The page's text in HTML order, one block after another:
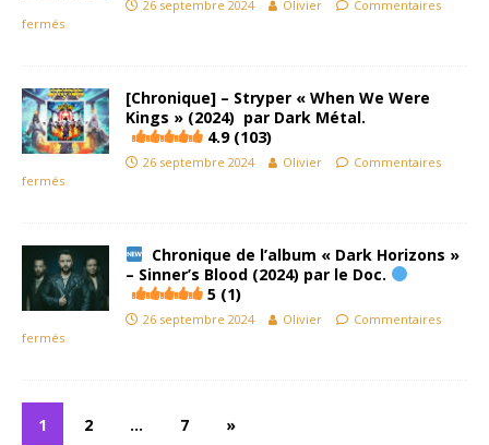
26 septembre 2024 Olivier
Commentaires
fermés
[Chronique] – Stryper « When We Were
Kings » (2024) par Dark Métal.
4.9 (103)
26 septembre 2024 Olivier
Commentaires
fermés
Chronique de l’album « Dark Horizons »
– Sinner’s Blood (2024) par le Doc.
5 (1)
26 septembre 2024 Olivier
Commentaires
fermés
1 2 … 7 »